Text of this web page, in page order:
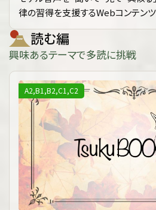
律の習得を支援するWebコンテンツ
読む編
興味あるテーマで多読に挑戦
A2,B1,B2,C1,C2